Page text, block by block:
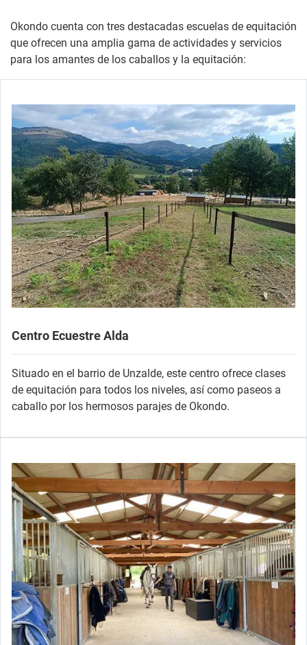
Okondo cuenta con tres destacadas escuelas de equitación
que ofrecen una amplia gama de actividades y servicios
para los amantes de los caballos y la equitación:
Centro Ecuestre Alda
Situado en el barrio de Unzalde, este centro ofrece clases
de equitación para todos los niveles, así como paseos a
caballo por los hermosos parajes de Okondo.